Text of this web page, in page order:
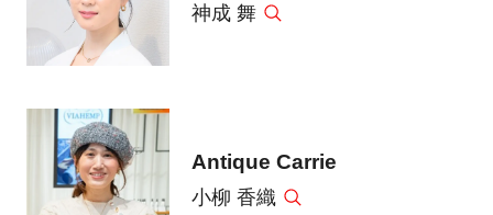
神成 舞
Antique Carrie
小柳 香織